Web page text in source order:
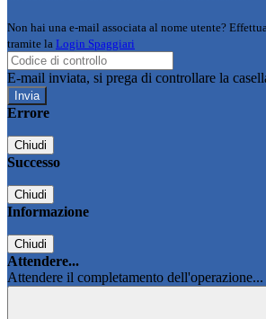
Non hai una e-mail associata al nome utente?
tramite la Login Spaggiari
E-mail inviata, si prega di controllare la
Errore
Chiudi
Successo
Chiudi
Informazione
Chiudi
Attendere...
Attendere il completamento dell'operazione...